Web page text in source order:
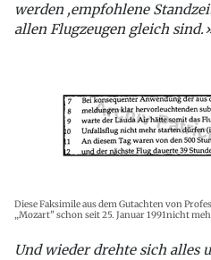
werden ,empfohlene
allen Flugzeugen gleich
Diese Faksimile aus dem Gutachten von
„Mozart" schon seit 25. Januar 1991nicht
Und wieder drehte sich alles